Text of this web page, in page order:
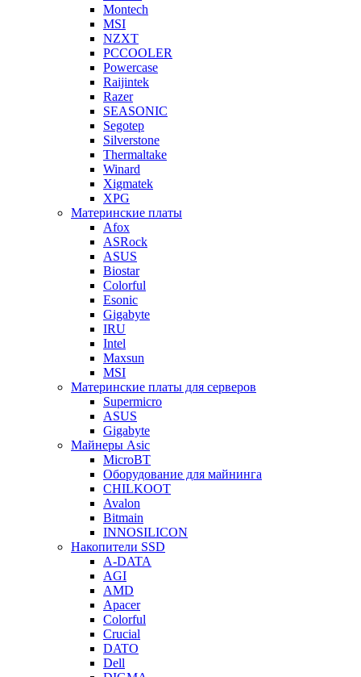
Montech
MSI
NZXT
PCCOOLER
Powercase
Raijintek
Razer
SEASONIC
Segotep
Silverstone
Thermaltake
Winard
Xigmatek
XPG
Материнские платы
Afox
ASRock
ASUS
Biostar
Colorful
Esonic
Gigabyte
IRU
Intel
Maxsun
MSI
Материнские платы для серверов
Supermicro
ASUS
Gigabyte
Майнеры Asic
MicroBT
Оборудование для майнинга
CHILKOOT
Avalon
Bitmain
INNOSILICON
Накопители SSD
A-DATA
AGI
AMD
Apacer
Colorful
Crucial
DATO
Dell